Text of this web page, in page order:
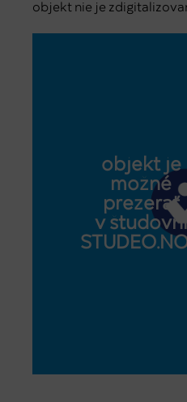
objekt nie je
objekt je
možné
prezerať
v študovni